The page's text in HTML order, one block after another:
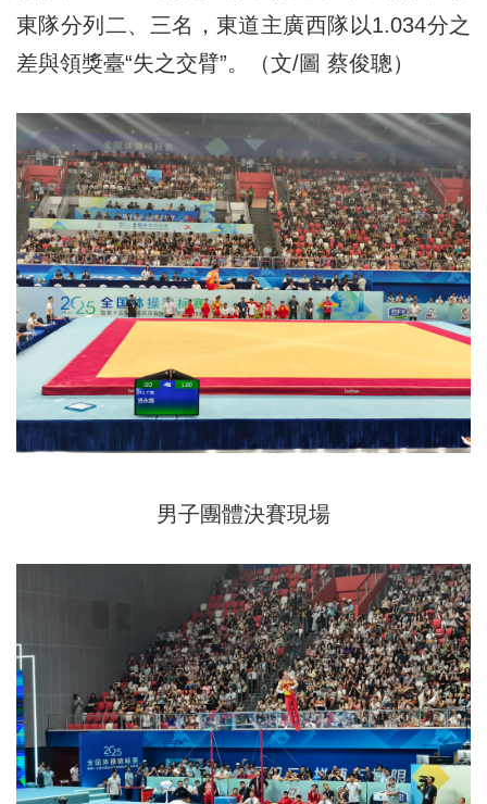
東隊分列二、三名，東道主廣西隊以1.034分之
差與領獎臺“失之交臂”。（文/圖 蔡俊聰）
男子團體決賽現場